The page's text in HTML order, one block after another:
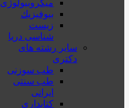
میکروبیولوژی
بيوفيزيك
زیست
شناسی دریا
سایر رشته های
دکتری
طب سوزنی
طب سنتی
ایرانی
کتابداری